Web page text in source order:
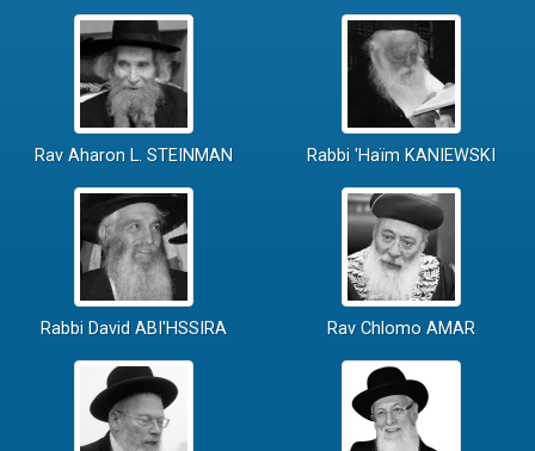
Rav Aharon L. STEINMAN Rabbi 'Haïm KANIEWSKI
Rabbi David ABI'HSSIRA Rav Chlomo AMAR